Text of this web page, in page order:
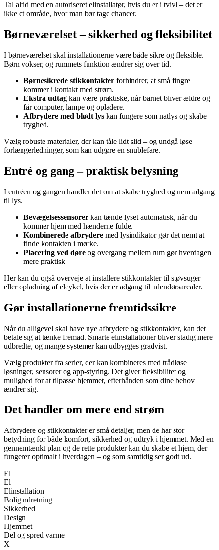
Tal altid med en autoriseret elinstallatør, hvis du er i tvivl – det er
ikke et område, hvor man bør tage chancer.
Børneværelset – sikkerhed og fleksibilitet
I børneværelset skal installationerne være både sikre og fleksible.
Børn vokser, og rummets funktion ændrer sig over tid.
Børnesikrede stikkontakter forhindrer, at små fingre
kommer i kontakt med strøm.
Ekstra udtag kan være praktiske, når barnet bliver ældre og
får computer, lampe og opladere.
Afbrydere med blødt lys kan fungere som natlys og skabe
tryghed.
Vælg robuste materialer, der kan tåle lidt slid – og undgå løse
forlængerledninger, som kan udgøre en snublefare.
Entré og gang – praktisk belysning
I entréen og gangen handler det om at skabe tryghed og nem adgang
til lys.
Bevægelsessensorer kan tænde lyset automatisk, når du
kommer hjem med hænderne fulde.
Kombinerede afbrydere med lysindikator gør det nemt at
finde kontakten i mørke.
Placering ved døre og overgang mellem rum gør hverdagen
mere praktisk.
Her kan du også overveje at installere stikkontakter til støvsuger
eller opladning af elcykel, hvis der er adgang til udendørsarealer.
Gør installationerne fremtidssikre
Når du alligevel skal have nye afbrydere og stikkontakter, kan det
betale sig at tænke fremad. Smarte elinstallationer bliver stadig mere
udbredte, og mange systemer kan udbygges gradvist.
Vælg produkter fra serier, der kan kombineres med trådløse
løsninger, sensorer og app-styring. Det giver fleksibilitet og
mulighed for at tilpasse hjemmet, efterhånden som dine behov
ændrer sig.
Det handler om mere end strøm
Afbrydere og stikkontakter er små detaljer, men de har stor
betydning for både komfort, sikkerhed og udtryk i hjemmet. Med en
gennemtænkt plan og de rette produkter kan du skabe et hjem, der
fungerer optimalt i hverdagen – og som samtidig ser godt ud.
El
El
Elinstallation
Boligindretning
Sikkerhed
Design
Hjemmet
Del og spred varme
X